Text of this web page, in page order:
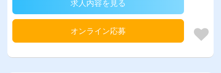
求人内容を見る
オンライン応募